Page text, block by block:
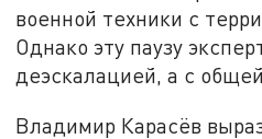
военной техники с
Однако эту паузу
деэскалацией, а с
Владимир Карасёв